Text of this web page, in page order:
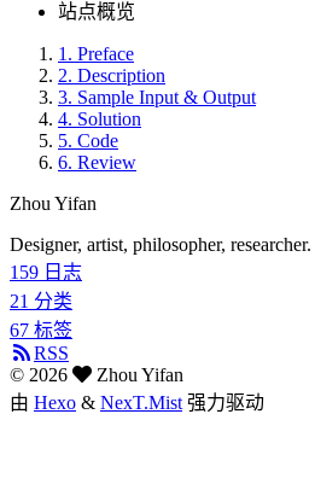
站点概览
1. Preface
2. Description
3. Sample Input & Output
4. Solution
5. Code
6. Review
Zhou Yifan
Designer, artist, philosopher, researcher.
159 日志
21 分类
67 标签
RSS
© 2026
Zhou Yifan
由 Hexo & NexT.Mist 强力驱动